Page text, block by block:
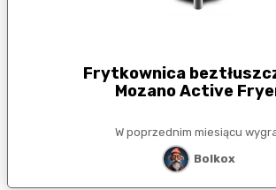
Frytkownica
Mozano Active
W poprzednim miesiącu
Bolkox